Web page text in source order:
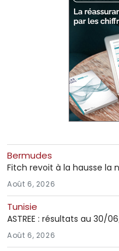
Bermudes
Fitch revoit à la hausse la
Août 6, 2026
Tunisie
ASTREE : résultats au 30/
Août 6, 2026